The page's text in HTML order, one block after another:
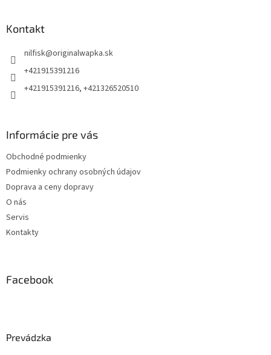
Kontakt
nilfisk@originalwapka.sk
+421915391216
+421915391216, +421326520510
Informácie pre vás
Obchodné podmienky
Podmienky ochrany osobných údajov
Doprava a ceny dopravy
O nás
Servis
Kontakty
Facebook
Prevádzka